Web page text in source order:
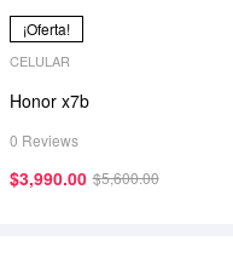
¡Oferta!
CELULAR
Honor x7b
0 Reviews
$5,600.00
$3,990.00